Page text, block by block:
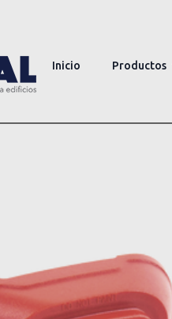
Inicio Productos